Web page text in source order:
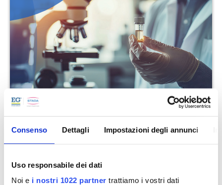
Consenso Dettagli Impostazioni degli annunci
Uso responsabile dei dati
Noi e i nostri 1022 partner trattiamo i vostri dati
FARMACI BIOSIMILARI